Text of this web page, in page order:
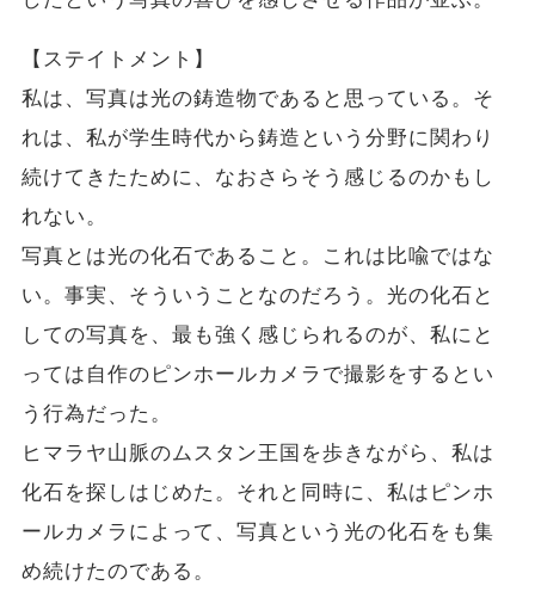
【ステイトメント】
私は、写真は光の鋳造物であると思っている。そ
れは、私が学生時代から鋳造という分野に関わり
続けてきたために、なおさらそう感じるのかもし
れない。
写真とは光の化石であること。これは比喩ではな
い。事実、そういうことなのだろう。光の化石と
しての写真を、最も強く感じられるのが、私にと
っては自作のピンホールカメラで撮影をするとい
う行為だった。
ヒマラヤ山脈のムスタン王国を歩きながら、私は
化石を探しはじめた。それと同時に、私はピンホ
ールカメラによって、写真という光の化石をも集
め続けたのである。